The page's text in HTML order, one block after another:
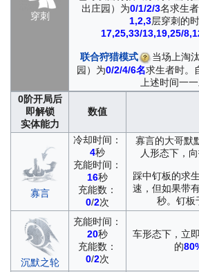
穿刺
出庄园）为0/1/2/3名求生
1,2,3层穿刺的
17,25,33/13,19,25/
联合狩猎模式
当场上淘
园）为0/2/4/6名求生者时。
上述时间一一
0阶开局后
即解锁
实体能力
数值
寡言
冷却时间：
4秒
充能时间：
16秒
充能数：
0/2次
寡言的大哥默
人形态下，
踩中钉板的求
速，但如果带
秒。钉板
沉默之轮
充能时间：
20秒
充能数：
0/2次
车形态下，立
的